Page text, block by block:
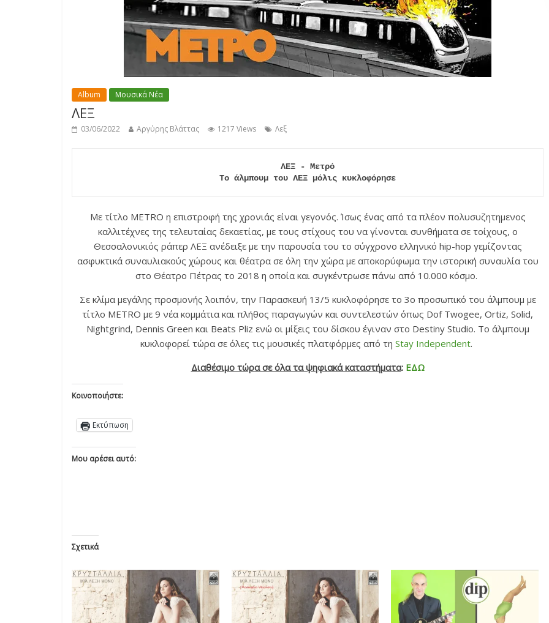
Album Μουσικά Νέα
ΛΕΞ
03/06/2022 Αργύρης Βλάττας 1217 Views Λεξ
ΛΕΞ - Μετρό
Το άλμπουμ του ΛΕΞ μόλις κυκλοφόρησε
Με τίτλο METRO η επιστροφή της χρονιάς είναι γεγονός. Ίσως ένας από τα πλέον πολυσυζητημενος
καλλιτέχνες της τελευταίας δεκαετίας, με τους στίχους του να γίνονται συνθήματα σε τοίχους, ο
Θεσσαλονικιός ράπερ ΛΕΞ ανέδειξε με την παρουσία του το σύγχρονο ελληνικό hip-hop γεμίζοντας
ασφυκτικά συναυλιακούς χώρους και θέατρα σε όλη την χώρα με αποκορύφωμα την ιστορική συναυλία του
στο Θέατρο Πέτρας το 2018 η οποία και συγκέντρωσε πάνω από 10.000 κόσμο.
Σε κλίμα μεγάλης προσμονής λοιπόν, την Παρασκευή 13/5 κυκλοφόρησε το 3ο προσωπικό του άλμπουμ με
τίτλο METRO με 9 νέα κομμάτια και πλήθος παραγωγών και συντελεστών όπως Dof Twogee, Ortiz, Solid,
Nightgrind, Dennis Green και Beats Pliz ενώ οι μίξεις του δίσκου έγιναν στο Destiny Studio. Το άλμπουμ
κυκλοφορεί τώρα σε όλες τις μουσικές πλατφόρμες από τη Stay Independent.
Διαθέσιμο τώρα σε όλα τα ψηφιακά καταστήματα: ΕΔΩ
Κοινοποιήστε:
Εκτύπωση
Μου αρέσει αυτό:
Σχετικά